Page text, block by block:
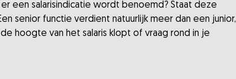
een salarisindicatie wordt benoemd? Staat deze
senior functie verdient natuurlijk meer dan een junior,
hoogte van het salaris klopt of vraag rond in je